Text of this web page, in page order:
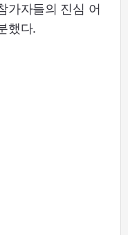
가자들의 진심 어
했다.